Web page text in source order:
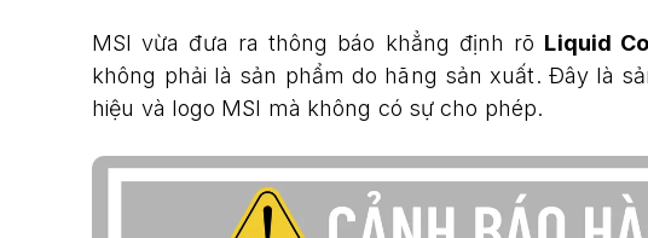
MSI vừa đưa ra thông báo khẳng định rõ Liquid
không phải là sản phẩm do hãng sản xuất. Đây là
hiệu và logo MSI mà không có sự cho phép.